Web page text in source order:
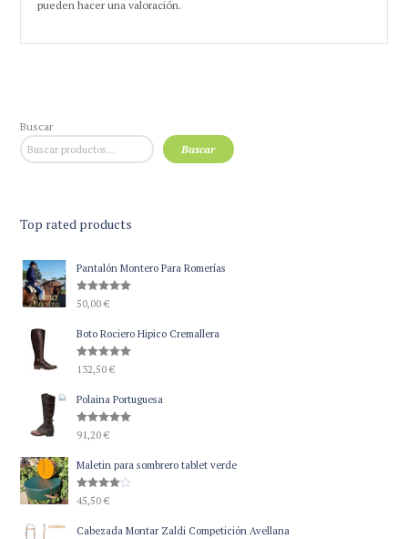
pueden hacer una valoración.
Buscar
Buscar
Top rated products
Pantalón Montero Para Romerías
Valorado
con5.00
50,00€
Boto Rociero Hipico Cremallera
Valorado
con5.00
132,50€
Polaina Portuguesa
Valorado
con5.00
91,20€
Maletin para sombrero tablet verde
Valorado
con4.00
45,50€
Cabezada Montar Zaldi Competición Avellana